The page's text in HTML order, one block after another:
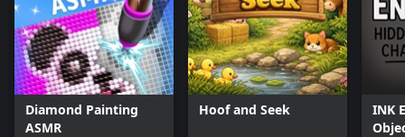
Diamond Painting
ASMR
Hoof and Seek
INK